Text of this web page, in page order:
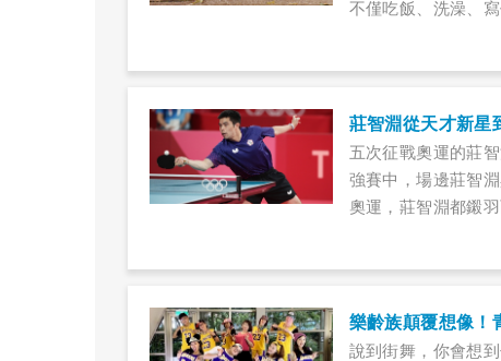
不僅吃飯、洗澡、
莊智淵從天才新星
五次征戰奧運的莊
強賽中，場邊莊智
奧運，莊智淵都鎩
樂齡族顛覆想像！
說到街舞，你會想